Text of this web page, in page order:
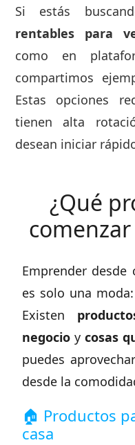
Si estás
rentables para
como en
compartimos
Estas opciones
tienen alta
desean iniciar
¿Qué
Emprender
es solo una
Existen
negocio y cosas
puedes
desde la
🏠 Productos
casa